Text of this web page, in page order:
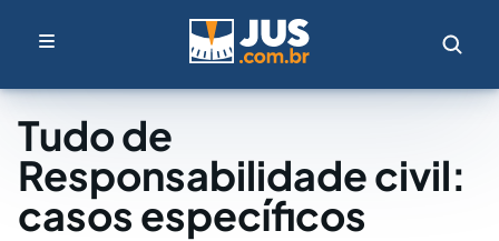
Tudo de
Responsabilidade civil:
casos específicos